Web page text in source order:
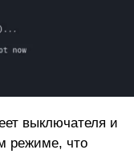
выключателя и
режиме, что